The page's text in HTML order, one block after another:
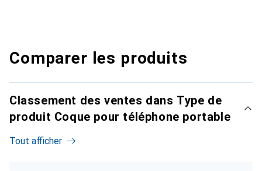
Comparer les produits
Classement des ventes dans Type de
produit Coque pour téléphone portable
Tout afficher